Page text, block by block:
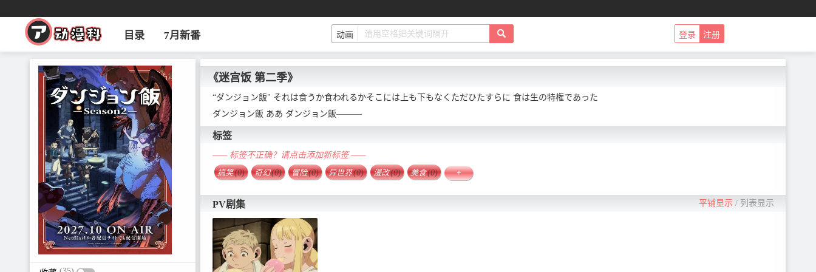
目录 7月新番 登录 注册
《迷宫饭 第二季》
“ダンジョン飯" それは食うか食われるかそこには上も下もなくただひたすらに 食は生の特権であった
ダンジョン飯 ああ ダンジョン飯———
标签
—— 标签不正确？请点击添加新标签 ——
搞笑(0) 奇幻(0) 冒险(0) 异世界(0) 漫改(0) 美食(0) +
PV剧集 平铺显示/ 列表显示